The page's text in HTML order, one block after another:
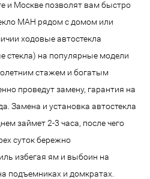
и Москве позволят вам быстро
МАН рядом с домом или
ходовые автостекла
стекла) на популярные модели
стажем и богатым
проведут замену, гарантия на
Замена и установка автостекла
займет 2-3 часа, после чего
суток бережно
избегая ям и выбоин на
подъемниках и домкратах.